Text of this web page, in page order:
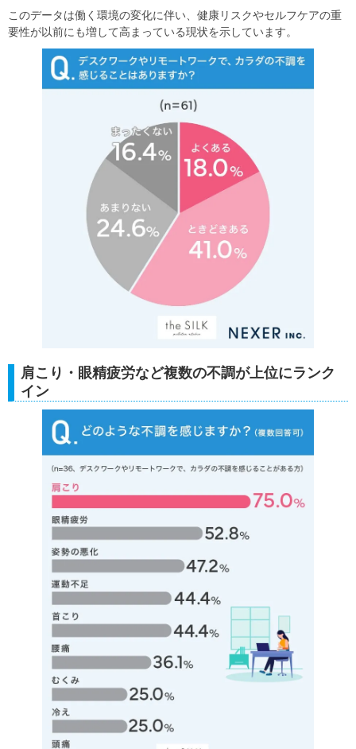
このデータは働く環境の変化に伴い、健康リスクやセルフケアの重
要性が以前にも増して高まっている現状を示しています。
肩こり・眼精疲労など複数の不調が上位にランク
イン